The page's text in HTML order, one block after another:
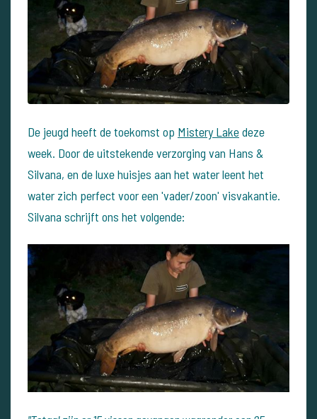
De jeugd heeft de toekomst op Mistery Lakedeze
week. Door de uitstekende verzorging van Hans &
Silvana, en de luxe huisjes aan het water leent het
water zich perfect voor een 'vader/zoon' visvakantie.
Silvana schrijft ons het volgende: